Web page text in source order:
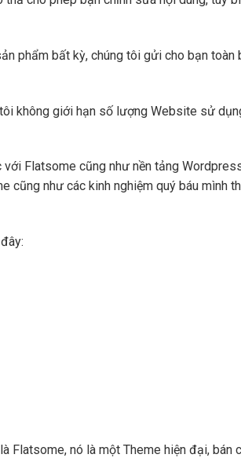
phẩm bất kỳ, chúng tôi gửi cho bạn
không giới hạn số lượng Website sử
Flatsome cũng như nền tảng
như các kinh nghiệm quý báu mình
Flatsome, nó là một Theme hiện đại, bán